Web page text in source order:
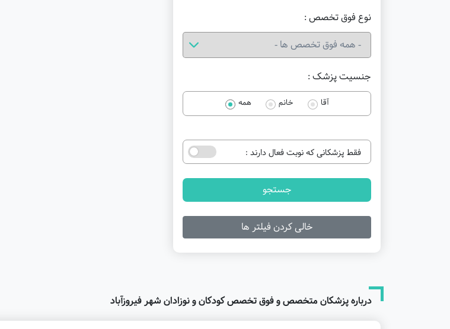
نوع فوق تخصص :
جنسیت پزشک :
آقا خانم همه
فقط پزشکانی که نوبت فعال دارند :
جستجو
خالی کردن فیلتر ها
درباره پزشکان متخصص و فوق تخصص کودکان و نوزادان شهر فیروزآباد